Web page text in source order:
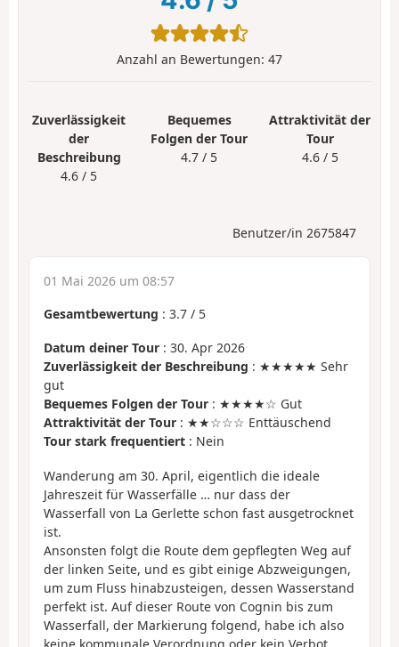
Anzahl an Bewertungen: 47
Zuverlässigkeit
der
Beschreibung
4.6 / 5
Bequemes
Folgen der Tour
4.7 / 5
Attraktivität der
Tour
4.6 / 5
Benutzer/in 2675847
01 Mai 2026 um 08:57
Gesamtbewertung : 3.7 / 5
Datum deiner Tour : 30. Apr 2026
Zuverlässigkeit der Beschreibung : ★★★★★ Sehr
gut
Bequemes Folgen der Tour : ★★★★☆ Gut
Attraktivität der Tour : ★★☆☆☆ Enttäuschend
Tour stark frequentiert : Nein
Wanderung am 30. April, eigentlich die ideale
Jahreszeit für Wasserfälle … nur dass der
Wasserfall von La Gerlette schon fast ausgetrocknet
ist.
Ansonsten folgt die Route dem gepflegten Weg auf
der linken Seite, und es gibt einige Abzweigungen,
um zum Fluss hinabzusteigen, dessen Wasserstand
perfekt ist. Auf dieser Route von Cognin bis zum
Wasserfall, der Markierung folgend, habe ich also